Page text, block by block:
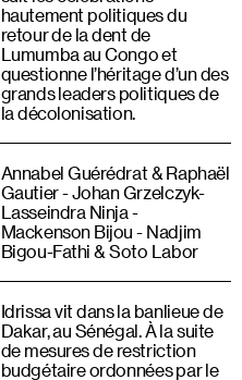
hautement politiques du
retour de la dent de
Lumumba au Congo et
questionne l’héritage d’un des
grands leaders politiques de
la décolonisation.
Annabel Guérédrat & Raphaël
Gautier - Johan Grzelczyk-
Lasseindra Ninja -
Mackenson Bijou - Nadjim
Bigou-Fathi & Soto Labor
Idrissa vit dans la banlieue de
Dakar, au Sénégal. À la suite
de mesures de restriction
budgétaire ordonnées par le